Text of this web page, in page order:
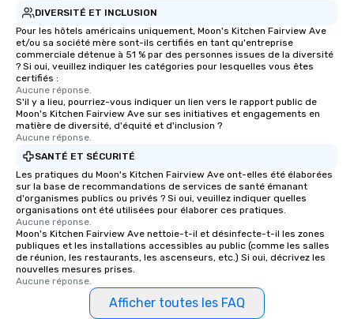
DIVERSITÉ ET INCLUSION
Pour les hôtels américains uniquement, Moon's Kitchen Fairview Ave
et/ou sa société mère sont-ils certifiés en tant qu'entreprise
commerciale détenue à 51 % par des personnes issues de la diversité
? Si oui, veuillez indiquer les catégories pour lesquelles vous êtes
certifiés :
Aucune réponse.
S'il y a lieu, pourriez-vous indiquer un lien vers le rapport public de
Moon's Kitchen Fairview Ave sur ses initiatives et engagements en
matière de diversité, d'équité et d'inclusion ?
Aucune réponse.
SANTÉ ET SÉCURITÉ
Les pratiques du Moon's Kitchen Fairview Ave ont-elles été élaborées
sur la base de recommandations de services de santé émanant
d'organismes publics ou privés ? Si oui, veuillez indiquer quelles
organisations ont été utilisées pour élaborer ces pratiques.
Aucune réponse.
Moon's Kitchen Fairview Ave nettoie-t-il et désinfecte-t-il les zones
publiques et les installations accessibles au public (comme les salles
de réunion, les restaurants, les ascenseurs, etc.) Si oui, décrivez les
nouvelles mesures prises.
Aucune réponse.
Afficher toutes les FAQ